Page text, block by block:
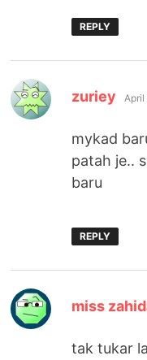
REPLY
zuriey
mykad
patah je..
baru
REPLY
miss
tak tukar